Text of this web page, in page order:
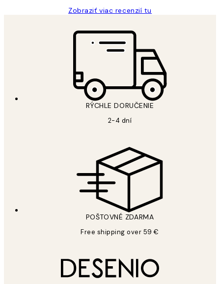
Zobraziť viac recenzií tu
RÝCHLE DORUČENIE
2-4 dní
POŠTOVNÉ ZDARMA
Free shipping over 59 €